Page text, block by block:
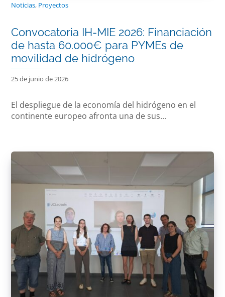
Noticias, Proyectos
Convocatoria IH-MIE 2026: Financiación
de hasta 60.000€ para PYMEs de
movilidad de hidrógeno
25 de junio de 2026
El despliegue de la economía del hidrógeno en el
continente europeo afronta una de sus...